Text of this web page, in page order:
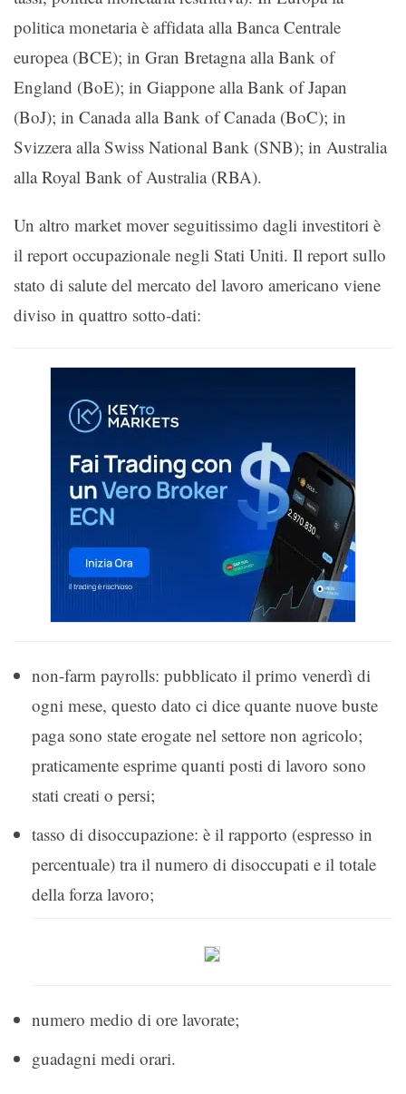
politica monetaria è affidata alla Banca Centrale
europea (BCE); in Gran Bretagna alla Bank of
England (BoE); in Giappone alla Bank of Japan
(BoJ); in Canada alla Bank of Canada (BoC); in
Svizzera alla Swiss National Bank (SNB); in Australia
alla Royal Bank of Australia (RBA).
Un altro market mover seguitissimo dagli investitori è
il report occupazionale negli Stati Uniti. Il report sullo
stato di salute del mercato del lavoro americano viene
diviso in quattro sotto-dati:
non-farm payrolls: pubblicato il primo venerdì di
ogni mese, questo dato ci dice quante nuove buste
paga sono state erogate nel settore non agricolo;
praticamente esprime quanti posti di lavoro sono
stati creati o persi;
tasso di disoccupazione: è il rapporto (espresso in
percentuale) tra il numero di disoccupati e il totale
della forza lavoro;
numero medio di ore lavorate;
guadagni medi orari.